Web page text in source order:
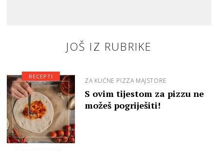
JOŠ IZ RUBRIKE
ZA KUĆNE PIZZA MAJSTORE
S ovim tijestom za pizzu ne
možeš pogriješiti!
RECEPTI